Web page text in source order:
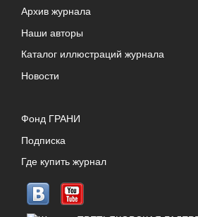
Архив журнала
Наши авторы
Каталог иллюстраций журнала
Новости
Фонд ГРАНИ
Подписка
Где купить журнал